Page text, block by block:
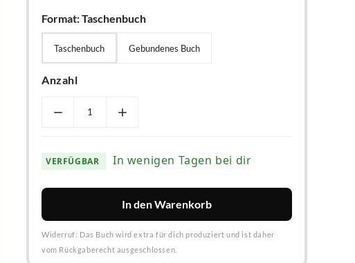
Format:Taschenbuch
Taschenbuch
Taschenbuch Gebundenes Buch
Gebundenes Buch
Anzahl
VERFÜGBAR In wenigen Tagen bei dir
In den Warenkorb
Widerruf: Das Buch wird extra für dich produziert und ist daher
vom Rückgaberecht ausgeschlossen.